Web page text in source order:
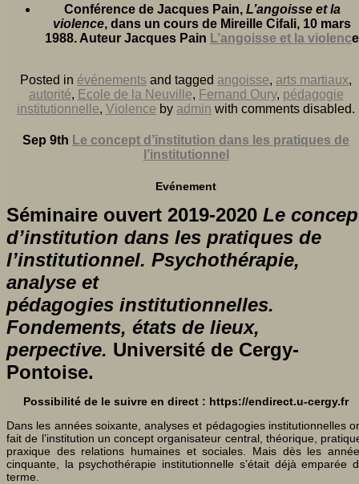
Conférence de Jacques Pain, L’angoisse et la
violence, dans un cours de Mireille Cifali, 10 mars
1988. Auteur Jacques Pain L’angoisse et la violence
Posted in événements and tagged angoisse, arts martiaux,
autorité, Ecole de la Neuville, Fernand Oury, pédagogie
institutionnelle, Violence by admin with comments disabled.
Sep 9th Le concept d’institution dans les pratiques de
l’institutionnel
Evénement
Séminaire ouvert 2019-2020 Le
d’institution dans les pratiques de
l’institutionnel. Psychothérapie,
analyse et
pédagogies institutionnelles.
Fondements, états de lieux,
perpective. Université de Cergy-
Pontoise.
Possibilité de le suivre en direct : https://endirect.u-cergy.fr
Dans les années soixante, analyses et pédagogies institutionnelles
fait de l’institution un concept organisateur central, théorique,
praxique des relations humaines et sociales. Mais dès les
cinquante, la psychothérapie institutionnelle s’était déjà emparée
terme.